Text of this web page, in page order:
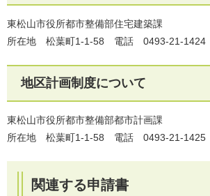
東松山市役所都市整備部住宅建築課
所在地 松葉町1-1-58 電話 0493-21-1424
地区計画制度について
東松山市役所都市整備部都市計画課
所在地 松葉町1-1-58 電話 0493-21-1425
関連する申請書